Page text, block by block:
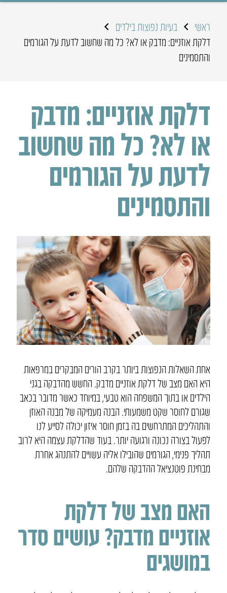
ראשי
בעיות נפוצות בילדים
דלקת אוזניים: מדבק או לא? כל מה שחשוב לדעת על הגורמים
והתסמינים
דלקת אוזניים: מדבק
או לא? כל מה שחשוב
לדעת על הגורמים
והתסמינים
אחת השאלות הנפוצות ביותר בקרב הורים המבקרים במרפאות
היא האם מצב של דלקת אוזניים מדבק. החשש מהדבקה בגני
הילדים או בתוך המשפחה הוא טבעי, במיוחד כאשר מדובר בכאב
שגורם לחוסר שקט משמעותי. הבנה מעמיקה של מבנה האוזן
והתהליכים המתרחשים בה בזמן חוסר איזון יכולה לסייע לנו
לפעול בצורה נכונה ורגועה יותר. בעוד שהדלקת עצמה היא לרוב
תהליך פנימי, הגורמים שהובילו אליה עשויים להתנהג אחרת
מבחינת פוטנציאל ההדבקה שלהם.
האם מצב של דלקת
אוזניים מדבק? עושים סדר
במושגים